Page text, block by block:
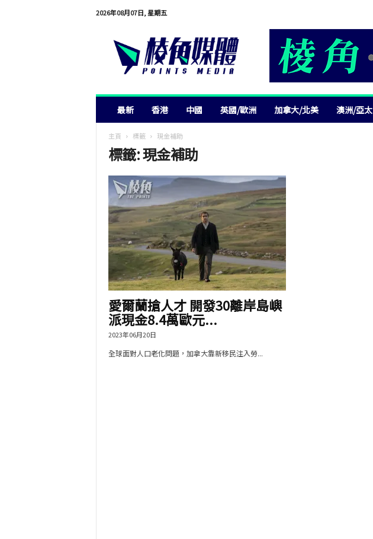
2026年08月07日, 星期五
最新 香港 中國 英國/歐洲 加拿大/北美 澳洲/亞太
主頁 標籤 現金補助
標籤: 現金補助
愛爾蘭搶人才 開發30離岸島嶼
派現金8.4萬歐元...
2023年06月20日
全球面對人口老化問題，加拿大靠新移民注入勞...